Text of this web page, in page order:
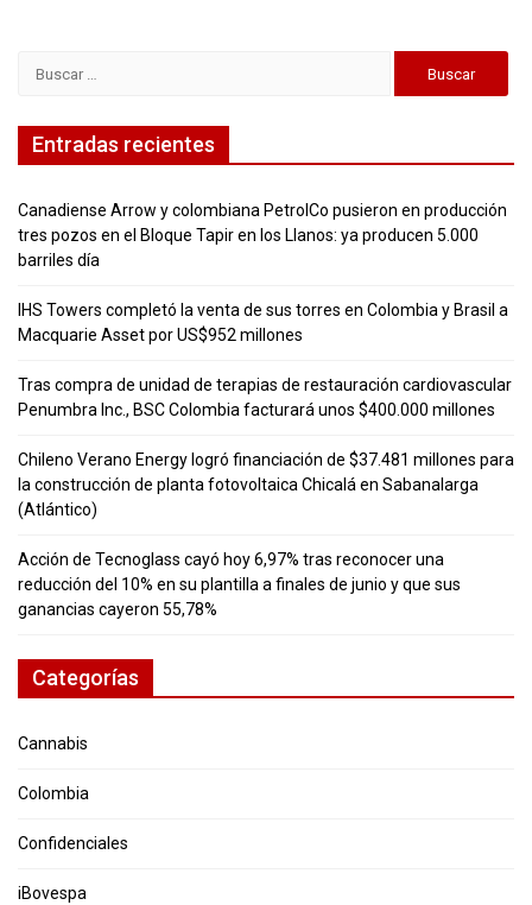
Entradas recientes
Canadiense Arrow y colombiana PetrolCo pusieron en producción
tres pozos en el Bloque Tapir en los Llanos: ya producen 5.000
barriles día
IHS Towers completó la venta de sus torres en Colombia y Brasil a
Macquarie Asset por US$952 millones
Tras compra de unidad de terapias de restauración cardiovascular
Penumbra Inc., BSC Colombia facturará unos $400.000 millones
Chileno Verano Energy logró financiación de $37.481 millones para
la construcción de planta fotovoltaica Chicalá en Sabanalarga
(Atlántico)
Acción de Tecnoglass cayó hoy 6,97% tras reconocer una
reducción del 10% en su plantilla a finales de junio y que sus
ganancias cayeron 55,78%
Categorías
Cannabis
Colombia
Confidenciales
iBovespa